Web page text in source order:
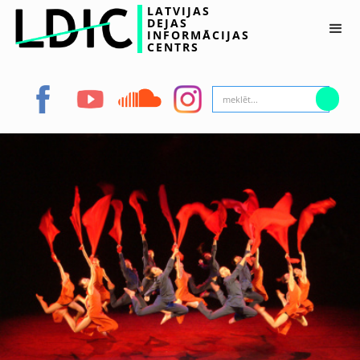
LATVIJAS
DEJAS
INFORMĀCIJAS
CENTRS